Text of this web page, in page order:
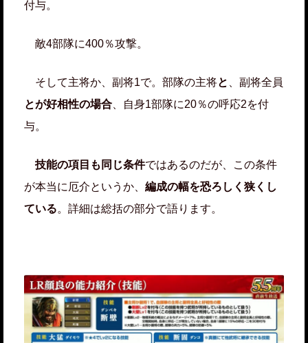
付与。
敵4部隊に400％攻撃。
そして主将か、副将1で。部隊の主将と 、副将全員
とが好相性の場合、自身1部隊に20％の呼応2を付
与。
技能の項目も同じ条件ではあるのだが、この条件
が本当に厄介というか、 編成の幅を恐ろしく狭くし
ている。詳細は総括の部分で語ります。